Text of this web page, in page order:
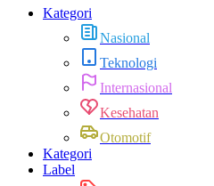
Kategori
Nasional
Teknologi
Internasional
Kesehatan
Otomotif
Kategori
Label